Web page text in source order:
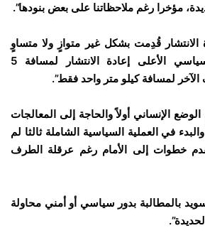
مؤخرا رغم ملاحظاتنا على بعض بنودها”.
الانتشار قُدِمت بشكل غير متوازٍ ولا متساوٍ
فقد قبل المجلس السياسي الأعلى إعادة الانتشار لمسافة 5
لمسافة كيلو متر واحد فقط”.
الإنساني أولاً والحاجة إلى المعالجات
والبدء في العملية السياسية الشاملة ثالثا لم
خطوات إلى الأمام رغم عرقلة الطرف
بالمطالبة بدور سياسي أو أمني محاولة